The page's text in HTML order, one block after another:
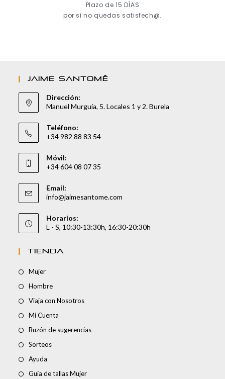
Plazo de 15 DÍAS
por si no quedas satisfech@.
JAIME SANTOMÉ
Dirección:
Manuel Murguía, 5. Locales 1 y 2. Burela
Teléfono:
+34 982 88 83 54
Móvil:
+34 604 08 07 35
Email:
info@jaimesantome.com
Horarios:
L - S, 10:30-13:30h, 16:30-20:30h
TIENDA
Mujer
Hombre
Viaja con Nosotros
Mi Cuenta
Buzón de sugerencias
Sorteos
Ayuda
Guía de tallas Mujer